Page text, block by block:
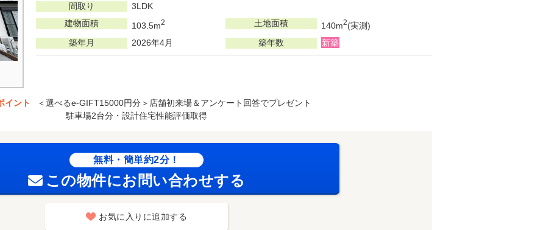
間取り
3LDK
建物面積
103.5m2 土地面積 140m2(実測)
築年月
2026年4月 築年数 新築
イント
＜選べるe-GIFT15000円分＞店舗初来場＆アンケート回答でプレゼント
駐車場2台分・設計住宅性能評価取得
無料・簡単約2分！
この物件にお問い合わせする
お気に入りに追加する